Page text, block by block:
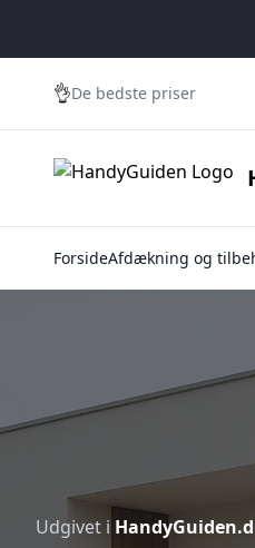
👌De bedste priser
ForsideAfdækning og
Udgivet i